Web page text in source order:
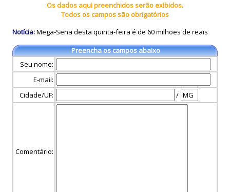
Os dados aqui preenchidos serão exibidos.
Todos os campos são obrigatórios
Notícia:Mega-Sena desta quinta-feira é de 60 milhões de reais
Preencha os campos abaixo
Seu nome:
E-mail:
Cidade/UF:
/
Comentário: